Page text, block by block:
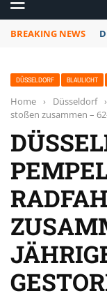
BREAKING NEWS
DÜSSELDORF BLAULICHT
Home › Düsseldorf ›
stoßen zusammen –
ÄHRIGE